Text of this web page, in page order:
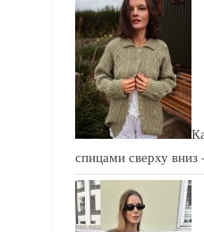
спицами сверху